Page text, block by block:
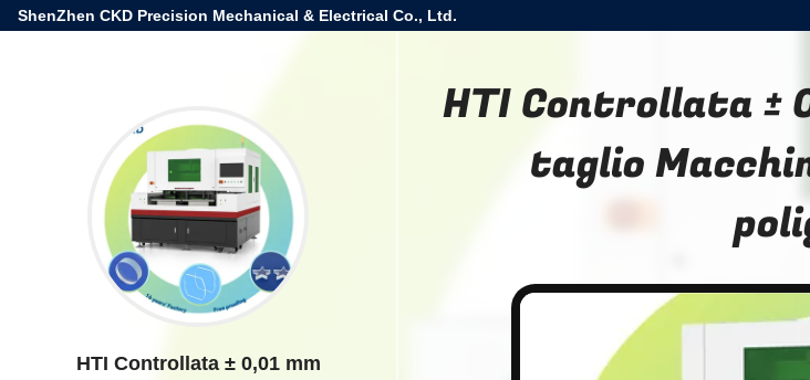
ShenZhen CKD Precision Mechanical & Electrical Co., Ltd.
HTI Controllata ± 0,01 mm
HTI Controllata ±
taglio